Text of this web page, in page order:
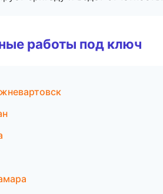
работы под ключ